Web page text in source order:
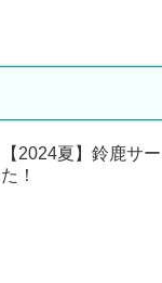
【2024夏】鈴鹿サ
た！